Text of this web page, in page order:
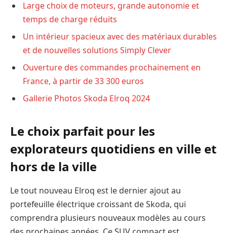
Large choix de moteurs, grande autonomie et
temps de charge réduits
Un intérieur spacieux avec des matériaux durables
et de nouvelles solutions Simply Clever
Ouverture des commandes prochainement en
France, à partir de 33 300 euros
Gallerie Photos Skoda Elroq 2024
Le choix parfait pour les
explorateurs quotidiens en ville et
hors de la ville
Le tout nouveau Elroq est le dernier ajout au
portefeuille électrique croissant de Skoda, qui
comprendra plusieurs nouveaux modèles au cours